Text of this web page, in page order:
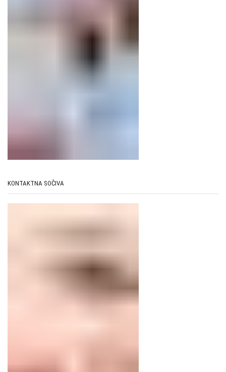
KONTAKTNA SOČIVA